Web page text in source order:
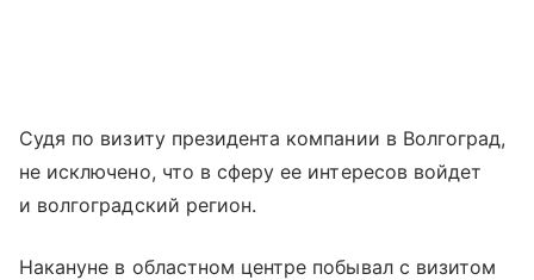
Судя по визиту президента компании в Волгоград,
не исключено, что в сферу ее интересов войдет
и волгоградский регион.
Накануне в областном центре побывал с визитом